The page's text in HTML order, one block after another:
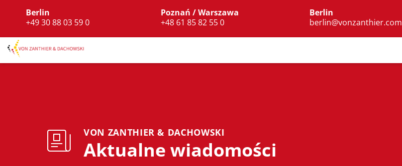
Berlin
+49 30 88 03 59 0
Poznań / Warszawa
+48 61 85 82 55 0
Berlin
berlin@vonzanthier.com
VON ZANTHIER & DACHOWSKI
Aktualne wiadomości